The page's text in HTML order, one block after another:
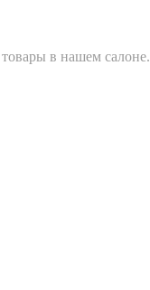
товары в нашем салоне.